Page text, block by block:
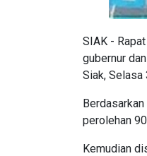
SIAK -
gubernur
Siak,
perolehan
Kemudian